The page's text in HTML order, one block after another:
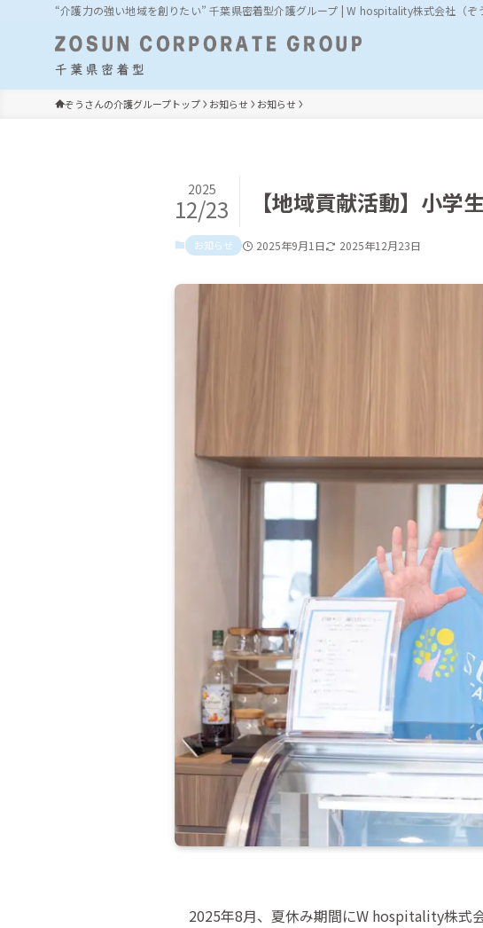
“介護力の強い地域を創りたい” 千葉県密着型介護グループ | W hospitality株式会社（ぞ
ぞうさんの介護グループトップ お知らせ お知らせ
【地域貢献活動】小
2025
12/23
お知らせ 2025年9月1日 2025年12月23日
2025年8月、夏休み期間にW hospitality株式